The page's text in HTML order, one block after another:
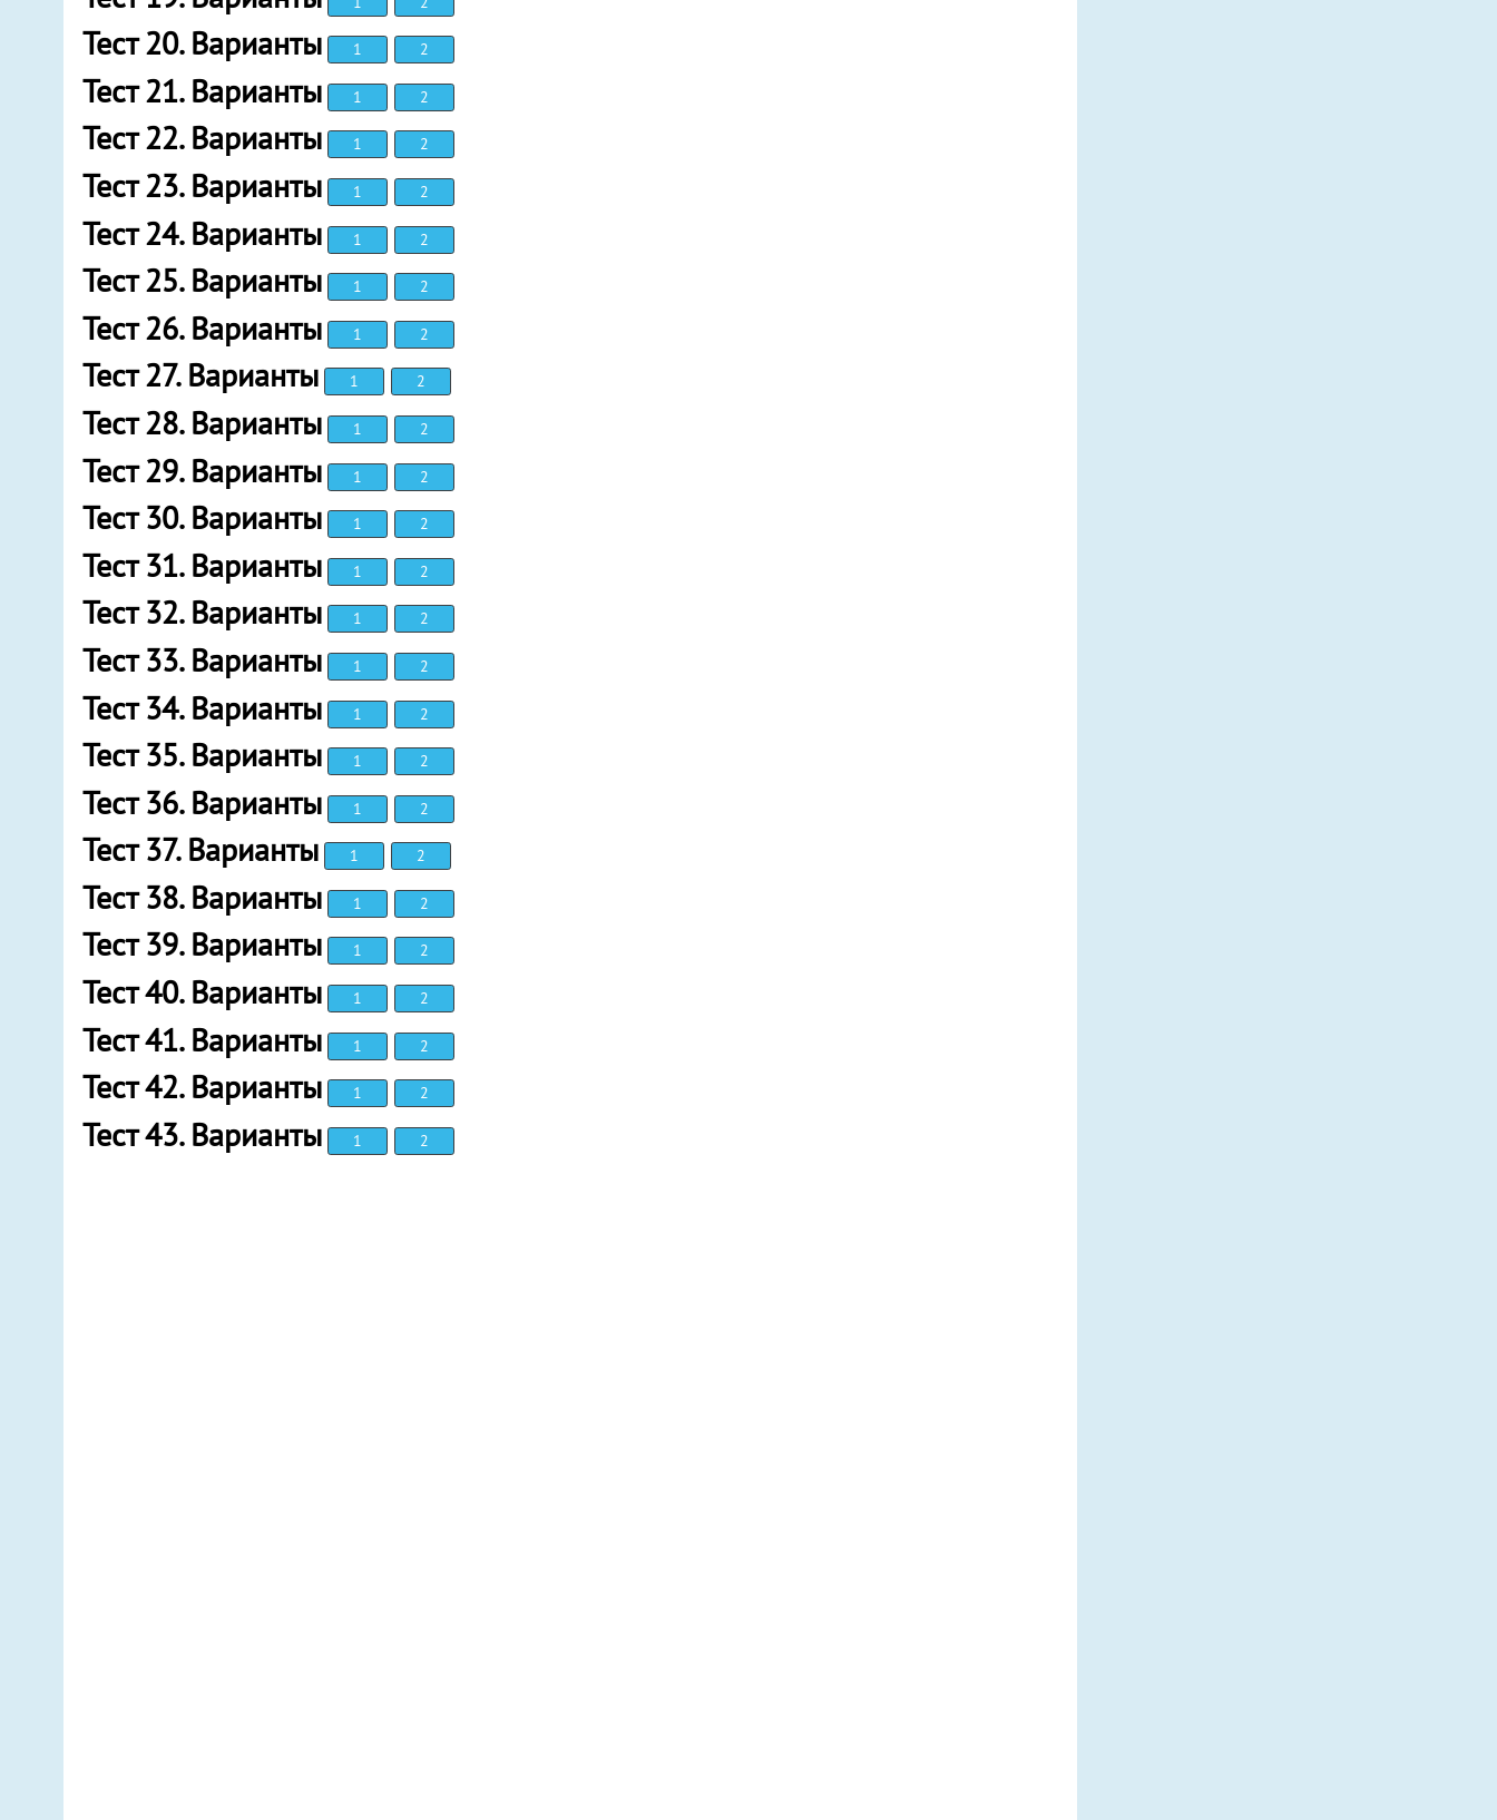
Тест 20. Варианты 1 2
Тест 21. Варианты 1 2
Тест 22. Варианты 1 2
Тест 23. Варианты 1 2
Тест 24. Варианты 1 2
Тест 25. Варианты 1 2
Тест 26. Варианты 1 2
Тест 27. Варианты 1 2
Тест 28. Варианты 1 2
Тест 29. Варианты 1 2
Тест 30. Варианты 1 2
Тест 31. Варианты 1 2
Тест 32. Варианты 1 2
Тест 33. Варианты 1 2
Тест 34. Варианты 1 2
Тест 35. Варианты 1 2
Тест 36. Варианты 1 2
Тест 37. Варианты 1 2
Тест 38. Варианты 1 2
Тест 39. Варианты 1 2
Тест 40. Варианты 1 2
Тест 41. Варианты 1 2
Тест 42. Варианты 1 2
Тест 43. Варианты 1 2